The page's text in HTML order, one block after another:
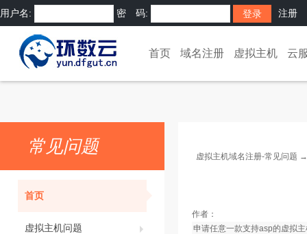
用户名: 密 码: 注册
首页 域名注册 虚拟主机 云
常见问题
首页
虚拟主机问题
虚拟主机域名注册-常见问题
作者：
申请任意一款支持asp的虚拟